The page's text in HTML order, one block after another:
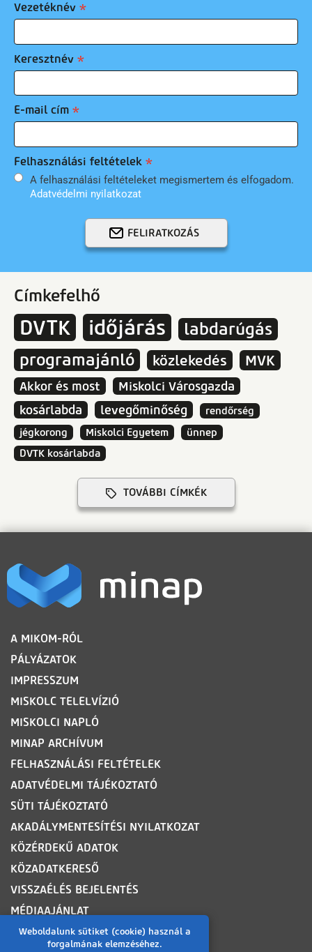
Weboldalunk sütiket (cookie) használ a
forgalmának elemzéséhez.
Vezetéknév
Keresztnév
E-mail cím
Felhasználási feltételek
A felhasználási feltételeket megismertem és elfogadom.
Adatvédelmi nyilatkozat
FELIRATKOZÁS
Címkefelhő
DVTK időjárás
labdarúgás
programajánló
közlekedés MVK
Akkor és most
Miskolci Városgazda
kosárlabda
levegőminőség
rendőrség
jégkorong
Miskolci Egyetem
ünnep
DVTK kosárlabda
TOVÁBBI CÍMKÉK
LÁBLÉC
A MIKOM-RÓL
PÁLYÁZATOK
IMPRESSZUM
MISKOLC TELELVÍZIÓ
MISKOLCI NAPLÓ
MINAP ARCHÍVUM
FELHASZNÁLÁSI FELTÉTELEK
ADATVÉDELMI TÁJÉKOZTATÓ
SÜTI TÁJÉKOZTATÓ
AKADÁLYMENTESÍTÉSI NYILATKOZAT
KÖZÉRDEKŰ ADATOK
KÖZADATKERESŐ
VISSZAÉLÉS BEJELENTÉS
MÉDIAAJÁNLAT
OLDALTÉRKÉP